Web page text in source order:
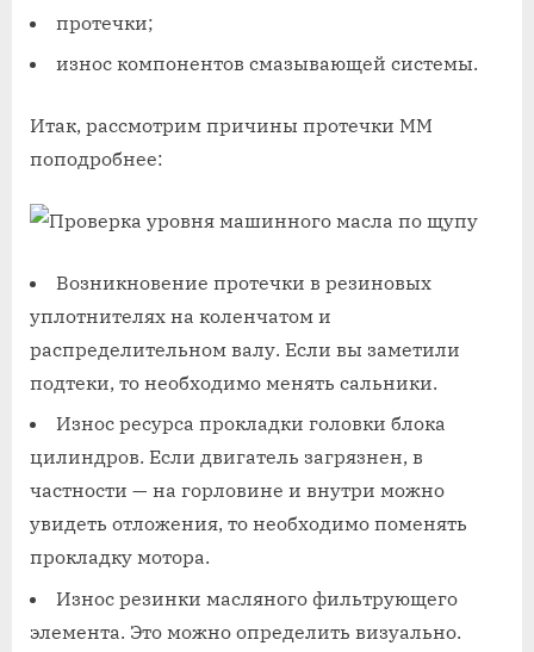
протечки;
износ компонентов смазывающей системы.
Итак, рассмотрим причины протечки ММ
поподробнее:
Возникновение протечки в резиновых
уплотнителях на коленчатом и
распределительном валу. Если вы заметили
подтеки, то необходимо менять сальники.
Износ ресурса прокладки головки блока
цилиндров. Если двигатель загрязнен, в
частности — на горловине и внутри можно
увидеть отложения, то необходимо поменять
прокладку мотора.
Износ резинки масляного фильтрующего
элемента. Это можно определить визуально.